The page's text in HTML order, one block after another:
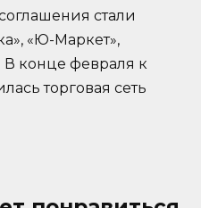
стали
«Ю-Маркет»,
В конце февраля к
торговая сеть